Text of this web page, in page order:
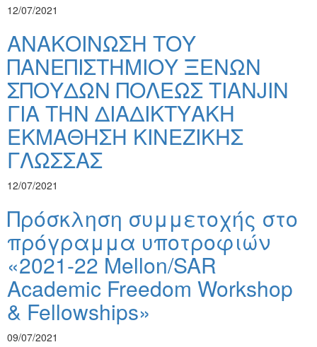
12/07/2021
ΑΝΑΚΟΙΝΩΣΗ ΤΟΥ
ΠΑΝΕΠΙΣΤΗΜΙΟΥ ΞΕΝΩΝ
ΣΠΟΥΔΩΝ ΠΟΛΕΩΣ TIANJIN
ΓΙΑ ΤΗΝ ΔΙΑΔΙΚΤΥΑΚΗ
ΕΚΜΑΘΗΣΗ ΚΙΝΕΖΙΚΗΣ
ΓΛΩΣΣΑΣ
12/07/2021
Πρόσκληση συμμετοχής στο
πρόγραμμα υποτροφιών
«2021-22 Mellon/SAR
Academic Freedom Workshop
& Fellowships»
09/07/2021